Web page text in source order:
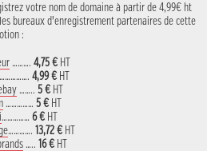
votre nom de domaine à partir de 4,99€ ht
bureaux d’enregistrement partenaires de cette
:
………. 4,75 €HT
……………. 4,99 €HT
…….. 5 €HT
…………… 5 €HT
…………… 6 € HT
…………. 13,72 €HT
….. 16 €HT